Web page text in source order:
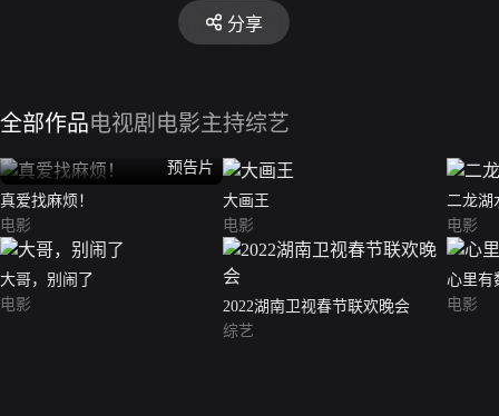
分享
全部作品电视剧 电影主持综艺
预告片
真爱找麻烦！
电影
大画王
电影
二龙湖
电影
大哥，别闹了
电影
2022湖南卫视春节联欢晚会
综艺
心里有
电影